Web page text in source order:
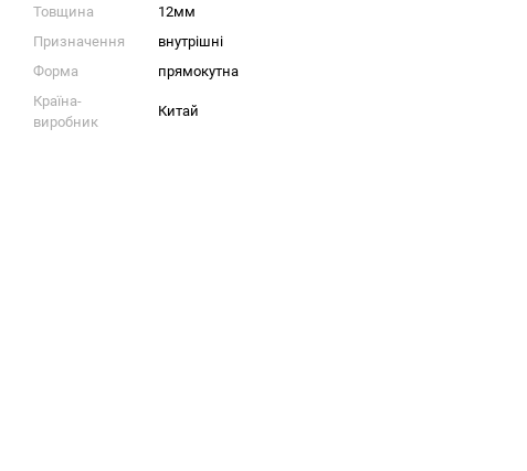
Товщина
12мм
Призначення
внутрішні
Форма
прямокутна
Країна-
виробник
Китай